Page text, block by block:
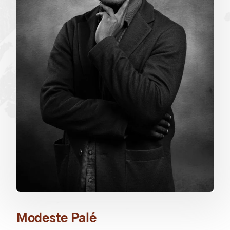
Modeste Palé